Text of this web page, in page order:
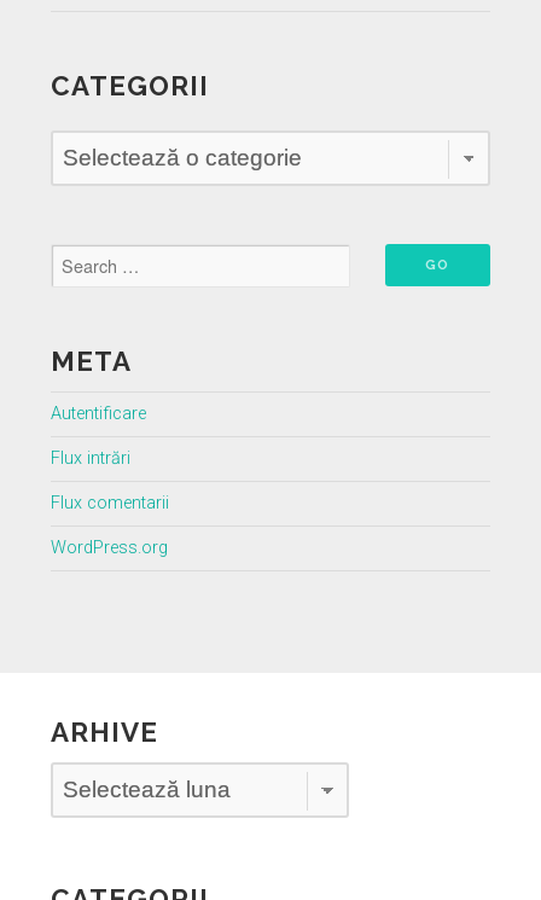
CATEGORII
META
Autentificare
Flux intrări
Flux comentarii
WordPress.org
ARHIVE